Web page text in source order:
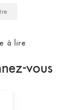
à lire
vous